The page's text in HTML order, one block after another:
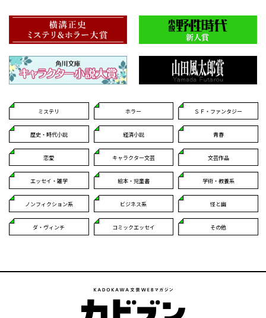
ミステリ ホラー ＳＦ・ファンタジー
歴史・時代小説 経済小説 青春
恋愛 キャラクター文芸 文芸作品
エッセイ・雑学 絵本・児童書 学術・教養系
ノンフィクション系 ビジネス系 怪と幽
ダ・ヴィンチ コミックエッセイ その他